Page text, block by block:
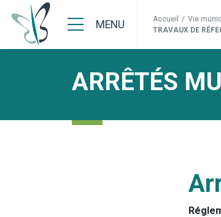
MENU Accueil / Vie
TRAVAUX DE
ARRÊTÉS